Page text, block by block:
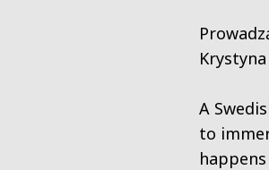
A
to